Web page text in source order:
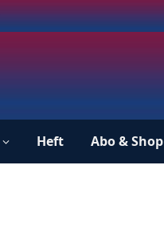
Heft Abo & Shop